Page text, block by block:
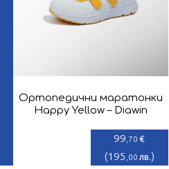
Ортопедични маратонки
Happy Yellow – Diawin
99 ,70 €
(195 ,00 лв.)